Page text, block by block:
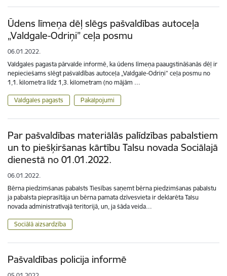
Ūdens līmeņa dēļ slēgs pašvaldības autoceļa
„Valdgale-Odriņi” ceļa posmu
06.01.2022.
Valdgales pagasta pārvalde informē, ka ūdens līmeņa paaugstināšanās dēļ ir
nepieciešams slēgt pašvaldības autoceļa „Valdgale-Odriņi” ceļa posmu no
1,1. kilometra līdz 1,3. kilometram (no mājām …
Valdgales pagasts Pakalpojumi
Par pašvaldības materiālās palīdzības pabalstiem
un to piešķiršanas kārtību Talsu novada Sociālajā
dienestā no 01.01.2022.
06.01.2022.
Bērna piedzimšanas pabalsts Tiesības saņemt bērna piedzimšanas pabalstu
ja pabalsta pieprasītāja un bērna pamata dzīvesvieta ir deklarēta Talsu
novada administratīvajā teritorijā, un, ja šāda veida…
Sociālā aizsardzība
Pašvaldības policija informē